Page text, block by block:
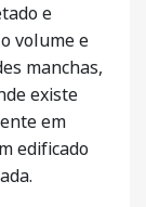
e
volume e
manchas,
existe
em
edificado